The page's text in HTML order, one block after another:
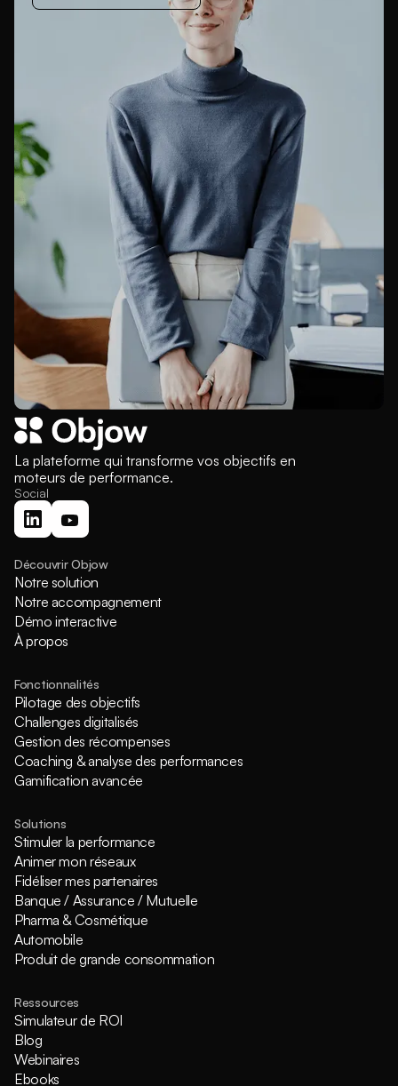
Planifier une démo
La plateforme qui transforme vos objectifs en
moteurs de performance.
Social
Découvrir Objow
Notre solution
Notre accompagnement
Démo interactive
À propos
Fonctionnalités
Pilotage des objectifs
Challenges digitalisés
Gestion des récompenses
Coaching & analyse des performances
Gamification avancée
Solutions
Stimuler la performance
Animer mon réseaux
Fidéliser mes partenaires
Banque / Assurance / Mutuelle
Pharma & Cosmétique
Automobile
Produit de grande consommation
Ressources
Simulateur de ROI
Blog
Webinaires
Ebooks